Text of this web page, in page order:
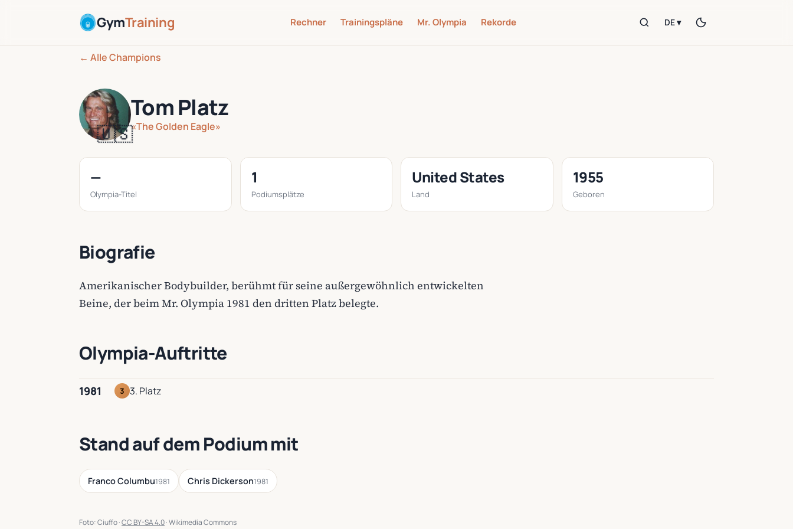
GymTraining Rechner Trainingspläne Mr. Olympia Rekorde DE ▾
← Alle Champions
🇺🇸
Tom Platz
«The Golden Eagle»
—
Olympia-Titel
1
Podiumsplätze
United States
Land
1955
Geboren
Biografie
Amerikanischer Bodybuilder, berühmt für seine außergewöhnlich entwickelten
Beine, der beim Mr. Olympia 1981 den dritten Platz belegte.
Olympia-Auftritte
1981 3 3. Platz
Stand auf dem Podium mit
Franco Columbu1981 Chris Dickerson1981
Foto: Ciuffo ·CC BY-SA 4.0· Wikimedia Commons